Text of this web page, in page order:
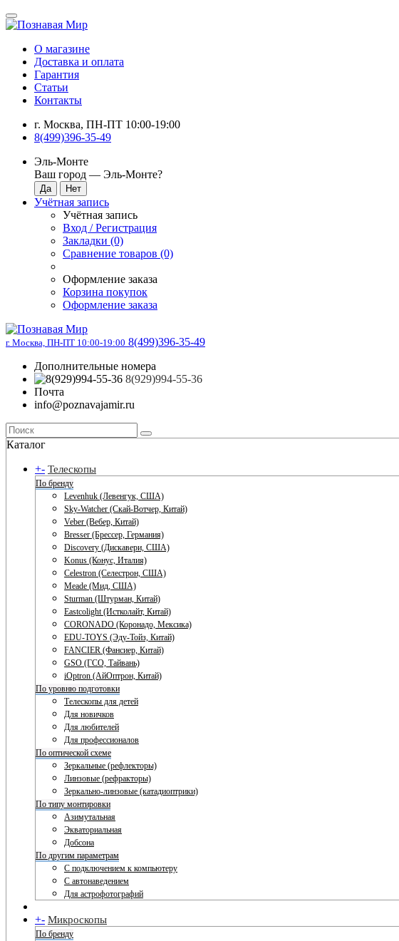
О магазине
Доставка и оплата
Гарантия
Статьи
Контакты
г. Москва, ПН-ПТ 10:00-19:00
8(499)396-35-49
Эль-Монте
Ваш город — Эль-Монте?
Учётная запись
Учётная запись
Вход / Регистрация
Закладки (0)
Сравнение товаров (0)
Оформление заказа
Корзина покупок
Оформление заказа
г. Москва, ПН-ПТ 10:00-19:00 8(499)396-35-49
Дополнительные номера
8(929)994-55-36
Почта
info@poznavajamir.ru
Каталог
+- Телескопы
По бренду
Levenhuk (Левенгук, США)
Sky-Watcher (Скай-Вотчер, Китай)
Veber (Вебер, Китай)
Bresser (Брессер, Германия)
Discovery (Дискавери, США)
Konus (Конус, Италия)
Celestron (Селестрон, США)
Meade (Мид, США)
Sturman (Штурман, Китай)
Eastcolight (Истколайт, Китай)
CORONADO (Коронадо, Мексика)
EDU-TOYS (Эду-Тойз, Китай)
FANCIER (Фансиер, Китай)
GSO (ГСО, Тайвань)
iOptron (АйОптрон, Китай)
По уровню подготовки
Телескопы для детей
Для новичков
Для любителей
Для профессионалов
По оптической схеме
Зеркальные (рефлекторы)
Линзовые (рефракторы)
Зеркально-линзовые (катадиоптрики)
По типу монтировки
Азимутальная
Экваториальная
Добсона
По другим параметрам
С подключением к компьютеру
С автонаведением
Для астрофотографий
+- Микроскопы
По бренду